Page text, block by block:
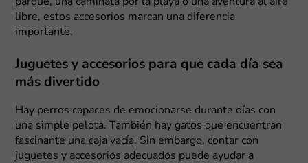
libre, estos accesorios marcan una diferencia
importante.
Juguetes y accesorios para que cada día sea
más divertido
Hay perros capaces de emocionarse durante días con
una simple pelota. También hay gatos que encuentran
fascinante una caja vacía. Sin embargo, contar con
juguetes y accesorios adecuados puede ayudar a